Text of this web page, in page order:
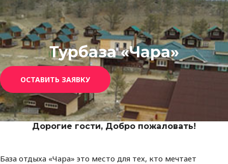
Турбаза «Чара»
ОСТАВИТЬ ЗАЯВКУ
Дорогие гости, Добро пожаловать!
База отдыха «Чара» это место для тех, кто мечтает